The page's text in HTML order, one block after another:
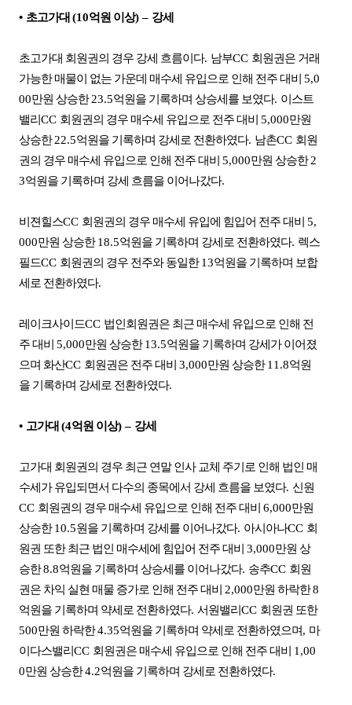
• 초고가대 (10억원 이상)– 강세
초고가대 회원권의 경우 강세 흐름이다. 남부CC 회원권은 거래
가능한 매물이 없는 가운데 매수세 유입으로 인해 전주 대비 5,0
00만원 상승한23.5억원을 기록하며 상승세를 보였다. 이스트
밸리 CC 회원권의 경우 매수세 유입으로 전주 대비 5,000만원
상승한22.5억원을 기록하며 강세로 전환하였다. 남촌CC 회원
권의 경우 매수세 유입으로 인해 전주 대비 5,000만원 상승한2
3억원을 기록하며 강세 흐름을 이어나갔다.
비젼힐스CC 회원권의 경우 매수세 유입에 힘입어 전주 대비 5,
000만원 상승한18.5억원을 기록하며 강세로 전환하였다. 렉스
필드CC 회원권의 경우 전주와 동일한13억원을 기록하며 보합
세로 전환하였다.
레이크사이드CC 법인회원권은 최근 매수세 유입으로 인해 전
주 대비 5,000만원 상승한13.5억원을 기록하며 강세가 이어졌
으며 화산CC 회원권은 전주 대비 3,000만원 상승한11.8억원
을 기록하며 강세로 전환하였다.
• 고가대 (4억원 이상)– 강세
고가대 회원권의 경우 최근 연말 인사 교체 주기로 인해 법인 매
수세가 유입되면서 다수의 종목에서 강세 흐름을 보였다. 신원
CC 회원권의 경우 매수세 유입으로 인해 전주 대비 6,000만원
상승한10.5원을 기록하며 강세를 이어나갔다. 아시아나CC 회
원권 또한 최근 법인 매수세에 힘입어 전주 대비 3,000만원 상
승한8.8억원을 기록하며 상승세를 이어나갔다. 송추CC 회원
권은 차익 실현 매물 증가로 인해 전주 대비 2,000만원 하락한8
억원을 기록하며 약세로 전환하였다. 서원밸리 CC 회원권 또한
500만원 하락한4.35억원을 기록하며 약세로 전환하였으며, 마
이다스밸리 CC 회원권은 매수세 유입으로 인해 전주 대비 1,00
0만원 상승한4.2억원을 기록하며 강세로 전환하였다.